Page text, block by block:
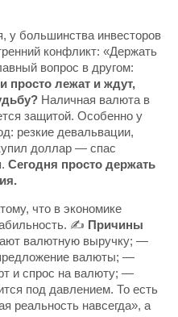
у большинства инвесторов
конфликт: «Держать
вопрос в другом:
просто лежат и ждут,
Наличная валюта в
защитой. Особенно у
резкие девальвации,
доллар — спас
Сегодня просто держать
что в экономике
✍️ Причины
валютную выручку; —
валюты; —
и спрос на валюту; —
под давлением. То есть
реальность навсегда», а